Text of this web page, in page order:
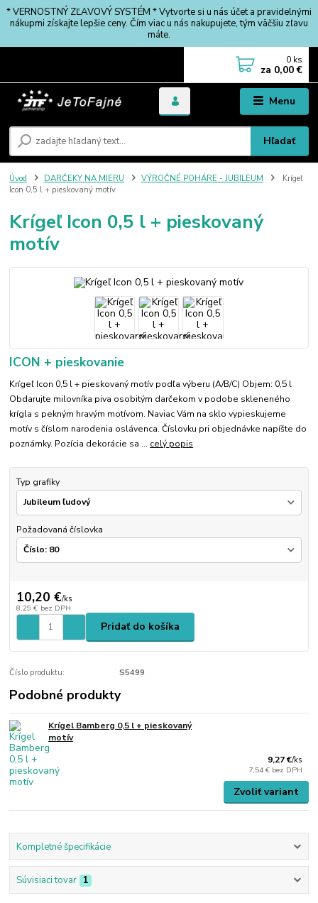
* VERNOSTNÝ ZĽAVOVÝ SYSTÉM * Vytvorte si u nás účet a pravidelnými
nákupmi získajte lepšie ceny. Čím viac u nás nakupujete, tým väčšiu zľavu
máte.
Menu
Hľadať
0 ks
za 0,00 €
Úvod DARČEKY NA MIERU VÝROČNÉ POHÁRE - JUBILEUM
Krígeľ
Icon 0,5 l + pieskovaný motív
Krígeľ Icon 0,5 l + pieskovaný
motív
ICON + pieskovanie
Krígeľ Icon 0,5 l + pieskovaný motív podľa výberu (A/B/C) Objem: 0,5 l
Obdarujte milovníka piva osobitým darčekom v podobe skleneného
krígla s pekným hravým motívom. Naviac Vám na sklo vypieskujeme
motív s číslom narodenia oslávenca. Číslovku pri objednávke napíšte do
poznámky. Pozícia dekorácie sa ... celý popis
Typ grafiky
Požadovaná číslovka
10,20 €/ks
8,29 € bez DPH
Pridať do košíka
Číslo produktu: S5499
Podobné produkty
Krígel Bamberg 0,5 l + pieskovaný
motív
9,27 €/ks
7,54 € bez DPH
Zvoliť variant
Kompletné špecifikácie
Súvisiaci tovar 1